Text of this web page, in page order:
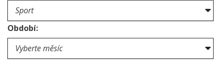
Období: